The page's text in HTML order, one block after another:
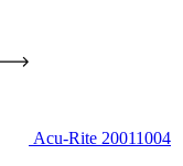
Acu-Rite 20011004